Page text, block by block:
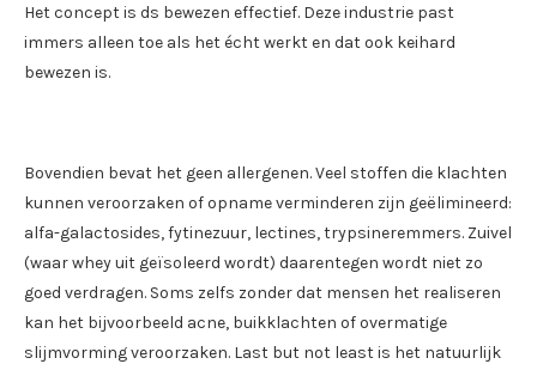
Het concept is ds bewezen effectief. Deze industrie past
immers alleen toe als het écht werkt en dat ook keihard
bewezen is.
Bovendien bevat het geen allergenen. Veel stoffen die klachten
kunnen veroorzaken of opname verminderen zijn geëlimineerd:
alfa-galactosides, fytinezuur, lectines, trypsineremmers. Zuivel
(waar whey uit geïsoleerd wordt) daarentegen wordt niet zo
goed verdragen. Soms zelfs zonder dat mensen het realiseren
kan het bijvoorbeeld acne, buikklachten of overmatige
slijmvorming veroorzaken. Last but not least is het natuurlijk